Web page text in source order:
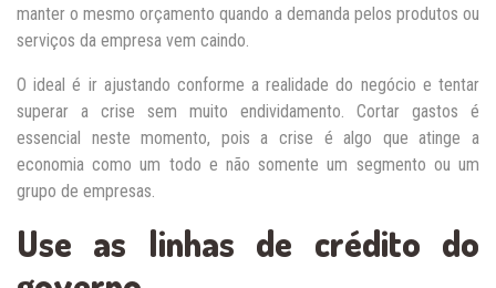
manter o mesmo orçamento quando a demanda pelos produtos ou
serviços da empresa vem caindo.
O ideal é ir ajustando conforme a realidade do negócio e tentar
superar a crise sem muito endividamento. Cortar gastos é
essencial neste momento, pois a crise é algo que atinge a
economia como um todo e não somente um segmento ou um
grupo de empresas.
Use as linhas de crédito do